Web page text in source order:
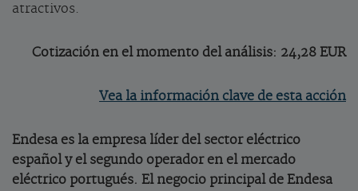
atractivos.
Cotización en el momento del análisis: 24,28 EUR
Vea la información clave de esta acción
Endesa es la empresa líder del sector eléctrico
español y el segundo operador en el mercado
eléctrico portugués. El negocio principal de Endesa